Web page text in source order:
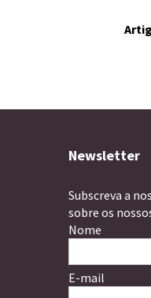
Newsletter
Subscreva a
sobre os
Nome
E-mail